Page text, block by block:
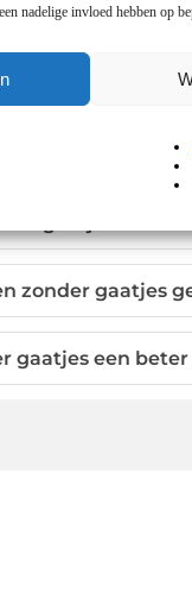
nadelige invloed hebben op
zonder
riem zonder
zonder gaatjes
gaatjes een